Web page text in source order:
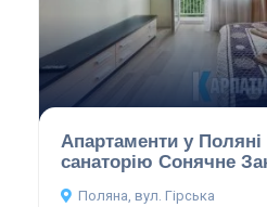
Апартаменти у Поляні
санаторію Сонячне
Поляна, вул. Гірська